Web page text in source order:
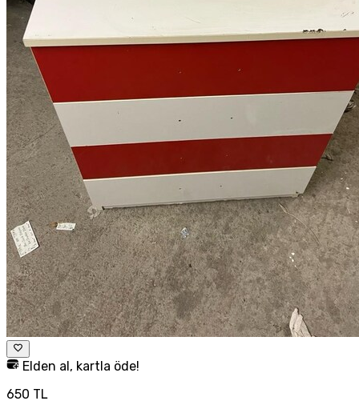
Elden al, kartla öde!
650 TL